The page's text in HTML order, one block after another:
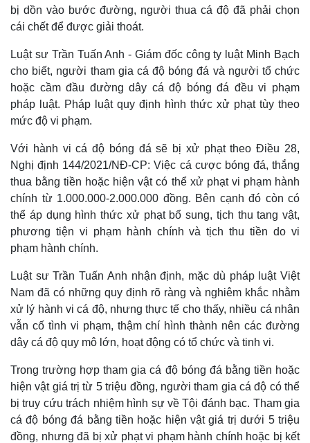
Quan sát
Cuộc sống đó đây
Video
Infographic
bị dồn vào bước đường, người thua cá độ đã phải chọn
cái chết để được giải thoát.
Luật sư Trần Tuấn Anh - Giám đốc công ty luật Minh Bạch
cho biết, người tham gia cá độ bóng đá và người tổ chức
hoặc cầm đầu đường dây cá độ bóng đá đều vi phạm
pháp luật. Pháp luật quy định hình thức xử phạt tùy theo
mức độ vi phạm.
Với hành vi cá độ bóng đá sẽ bị xử phạt theo Điều 28,
Nghị định 144/2021/NĐ-CP: Việc cá cược bóng đá, thắng
thua bằng tiền hoặc hiện vật có thể xử phạt vi phạm hành
chính từ 1.000.000-2.000.000 đồng. Bên cạnh đó còn có
thể áp dụng hình thức xử phạt bổ sung, tịch thu tang vật,
phương tiện vi phạm hành chính và tịch thu tiền do vi
phạm hành chính.
Luật sư Trần Tuấn Anh nhận định, mặc dù pháp luật Việt
Nam đã có những quy định rõ ràng và nghiêm khắc nhằm
xử lý hành vi cá độ, nhưng thực tế cho thấy, nhiều cá nhân
vẫn cố tình vi phạm, thậm chí hình thành nên các đường
dây cá độ quy mô lớn, hoạt động có tổ chức và tinh vi.
Trong trường hợp tham gia cá độ bóng đá bằng tiền hoặc
hiện vật giá trị từ 5 triệu đồng, người tham gia cá độ có thể
bị truy cứu trách nhiệm hình sự về Tội đánh bạc. Tham gia
cá độ bóng đá bằng tiền hoặc hiện vật giá trị dưới 5 triệu
đồng, nhưng đã bị xử phạt vi phạm hành chính hoặc bị kết